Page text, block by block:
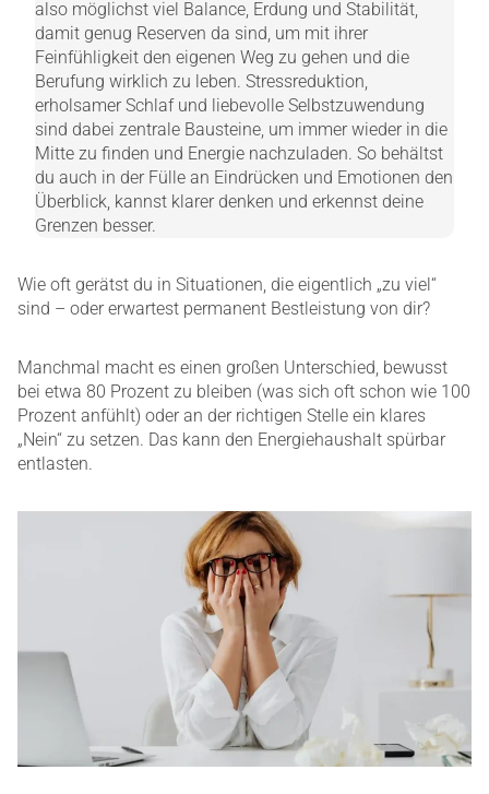
also möglichst viel Balance, Erdung und Stabilität,
damit genug Reserven da sind, um mit ihrer
Feinfühligkeit den eigenen Weg zu gehen und die
Berufung wirklich zu leben. Stressreduktion,
erholsamer Schlaf und liebevolle Selbstzuwendung
sind dabei zentrale Bausteine, um immer wieder in die
Mitte zu finden und Energie nachzuladen. So behältst
du auch in der Fülle an Eindrücken und Emotionen den
Überblick, kannst klarer denken und erkennst deine
Grenzen besser.
Wie oft gerätst du in Situationen, die eigentlich „zu viel“
sind – oder erwartest permanent Bestleistung von dir?
Manchmal macht es einen großen Unterschied, bewusst
bei etwa 80 Prozent zu bleiben (was sich oft schon wie 100
Prozent anfühlt) oder an der richtigen Stelle ein klares
„Nein“ zu setzen. Das kann den Energiehaushalt spürbar
entlasten.